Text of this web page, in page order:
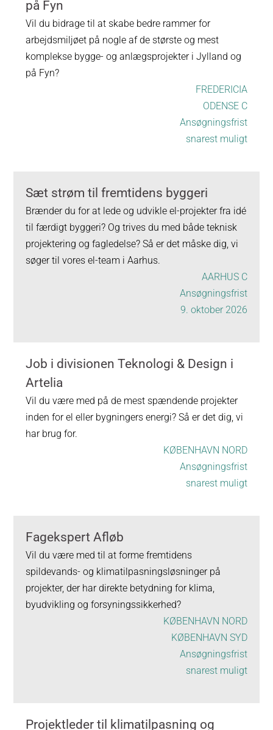
på Fyn
Vil du bidrage til at skabe bedre rammer for
arbejdsmiljøet på nogle af de største og mest
komplekse bygge- og anlægsprojekter i Jylland og
på Fyn?
FREDERICIA
ODENSE C
Ansøgningsfrist
snarest muligt
Sæt strøm til fremtidens byggeri
Brænder du for at lede og udvikle el-projekter fra idé
til færdigt byggeri? Og trives du med både teknisk
projektering og fagledelse? Så er det måske dig, vi
søger til vores el-team i Aarhus.
AARHUS C
Ansøgningsfrist
9. oktober 2026
Job i divisionen Teknologi & Design i
Artelia
Vil du være med på de mest spændende projekter
inden for el eller bygningers energi? Så er det dig, vi
har brug for.
KØBENHAVN NORD
Ansøgningsfrist
snarest muligt
Fagekspert Afløb
Vil du være med til at forme fremtidens
spildevands- og klimatilpasningsløsninger på
projekter, der har direkte betydning for klima,
byudvikling og forsyningssikkerhed?
KØBENHAVN NORD
KØBENHAVN SYD
Ansøgningsfrist
snarest muligt
Projektleder til klimatilpasning og